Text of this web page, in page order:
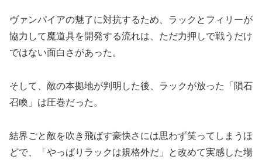
ヴァンパイアの魅了に対抗するため、ラックとフィリーが
協力して魔道具を開発する流れは、ただ力押しで戦うだけ
ではない面白さがあった。
そして、敵の本拠地が判明した後、ラックが放った「隕石
召喚」は圧巻だった。
結界ごと敵を吹き飛ばす豪快さには思わず笑ってしまうほ
どで、「やっぱりラックは規格外だ」と改めて実感した場